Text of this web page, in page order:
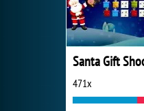
Santa Gift
471x